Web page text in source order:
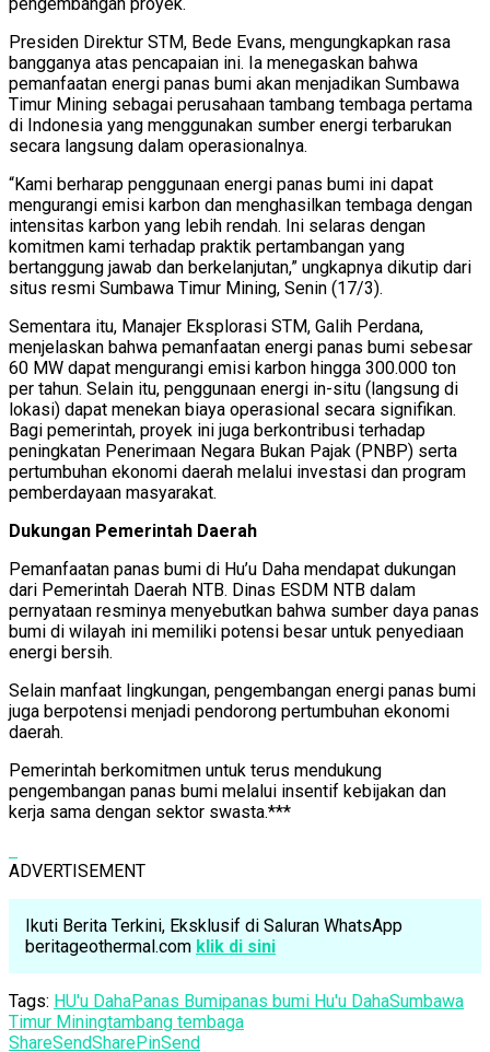
pengembangan proyek.
Presiden Direktur STM, Bede Evans, mengungkapkan rasa
bangganya atas pencapaian ini. Ia menegaskan bahwa
pemanfaatan energi panas bumi akan menjadikan Sumbawa
Timur Mining sebagai perusahaan tambang tembaga pertama
di Indonesia yang menggunakan sumber energi terbarukan
secara langsung dalam operasionalnya.
“Kami berharap penggunaan energi panas bumi ini dapat
mengurangi emisi karbon dan menghasilkan tembaga dengan
intensitas karbon yang lebih rendah. Ini selaras dengan
komitmen kami terhadap praktik pertambangan yang
bertanggung jawab dan berkelanjutan,” ungkapnya dikutip dari
situs resmi Sumbawa Timur Mining, Senin (17/3).
Sementara itu, Manajer Eksplorasi STM, Galih Perdana,
menjelaskan bahwa pemanfaatan energi panas bumi sebesar
60 MW dapat mengurangi emisi karbon hingga 300.000 ton
per tahun. Selain itu, penggunaan energi in-situ (langsung di
lokasi) dapat menekan biaya operasional secara signifikan.
Bagi pemerintah, proyek ini juga berkontribusi terhadap
peningkatan Penerimaan Negara Bukan Pajak (PNBP) serta
pertumbuhan ekonomi daerah melalui investasi dan program
pemberdayaan masyarakat.
Dukungan Pemerintah Daerah
Pemanfaatan panas bumi di Hu’u Daha mendapat dukungan
dari Pemerintah Daerah NTB. Dinas ESDM NTB dalam
pernyataan resminya menyebutkan bahwa sumber daya panas
bumi di wilayah ini memiliki potensi besar untuk penyediaan
energi bersih.
Selain manfaat lingkungan, pengembangan energi panas bumi
juga berpotensi menjadi pendorong pertumbuhan ekonomi
daerah.
Pemerintah berkomitmen untuk terus mendukung
pengembangan panas bumi melalui insentif kebijakan dan
kerja sama dengan sektor swasta.***
ADVERTISEMENT
Ikuti Berita Terkini, Eksklusif di Saluran WhatsApp
beritageothermal.com klik di sini
Tags: HU'u DahaPanas Bumipanas bumi Hu'u DahaSumbawa
Timur Miningtambang tembaga
ShareSendSharePinSend